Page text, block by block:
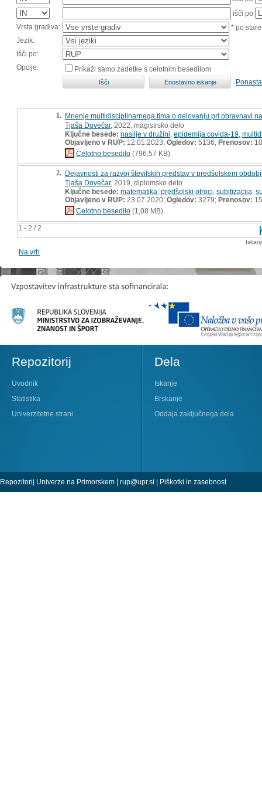
išči po
Vrsta gradiva:
* po
Jezik:
Išči po:
Opcije:
Prikaži samo zadetke s celotnim besedilom
1 - 2 / 2
1. Mnenje multidisciplinarnega tima o delovanju pri obravnavi
Tjaša Dovečar, 2022, magistrsko delo
Ključne besede: nasilje v družini epidemija covida-19
Objavljeno v RUP: 12.01.2023; Ogledov: 5136; Prenosov:
Celotno besedilo (796,57 KB)
2. Dejavnosti za razvoj številskih predstav v predšolskem
Tjaša Dovečar, 2019, diplomsko delo
Ključne besede: matematika predšolski otroci subitizacija
Objavljeno v RUP: 23.07.2020; Ogledov: 3279; Prenosov:
Celotno besedilo (1,08 MB)
Na vrh
Repozitorij
Uvodnik
Statistika
Univerzitetne strani
Dela
Iskanje
Brskanje
Oddaja zaključnega dela
Repozitorij Univerze na Primorskem | rup@upr.si | Piškotki in zasebnost